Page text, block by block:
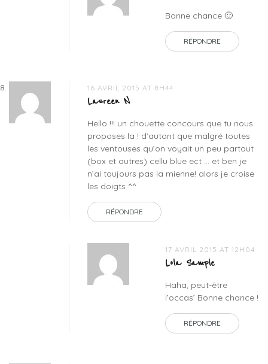
Bonne chance 🙂
RÉPONDRE
16 AVRIL 2015 AT 8H44
Laureen N
Hello !!! un chouette concours que tu nous
proposes la ! d’autant que malgré toutes
les ventouses qu’on voyait un peu partout
(box et autres) cellu blue ect … et ben je
n’ai toujours pas la mienne! alors je croise
les doigts ^^
RÉPONDRE
17 AVRIL 2015 AT 12H04
Lola Sample
Haha, peut-être
l’occas’ Bonne chance !
RÉPONDRE